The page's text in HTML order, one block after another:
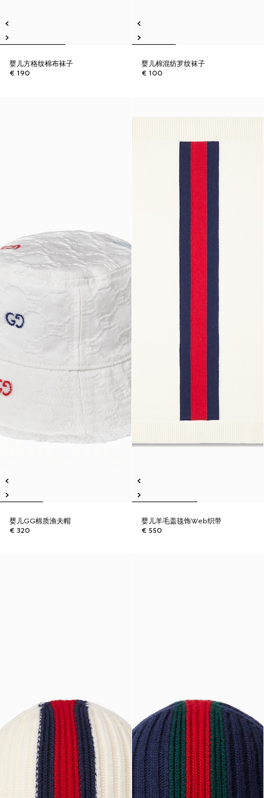
婴儿方格纹棉布袜子
€ 190
婴儿棉混纺罗纹袜子
€ 100
婴儿GG棉质渔夫帽
€ 320
婴儿羊毛盖毯饰Web织带
€ 550